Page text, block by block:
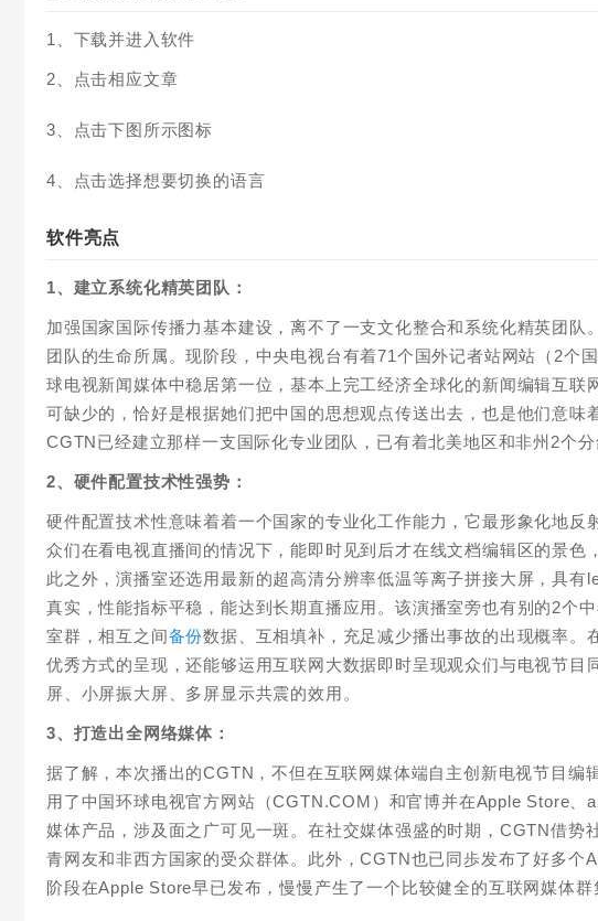
1、下载并进入软件
2、点击相应文章
3、点击下图所示图标
4、点击选择想要切换的语言
软件亮点
1、建立系统化精英团队：
加强国家国际传播力基本建设，离不了一支文化整合和系统化精英团
团队的生命所属。现阶段，中央电视台有着71个国外记者站网站（2个
球电视新闻媒体中稳居第一位，基本上完工经济全球化的新闻编辑互
可缺少的，恰好是根据她们把中国的思想观点传送出去，也是他们意味
CGTN已经建立那样一支国际化专业团队，已有着北美地区和非州2个
2、硬件配置技术性强势：
硬件配置技术性意味着着一个国家的专业化工作能力，它最形象化地
众们在看电视直播间的情况下，能即时见到后才在线文档编辑区的景
此之外，演播室还选用最新的超高清分辨率低温等离子拼接大屏，具
真实，性能指标平稳，能达到长期直播应用。该演播室旁也有别的2个
室群，相互之间备份数据、互相填补，充足减少播出事故的出现概率
优秀方式的呈现，还能够运用互联网大数据即时呈现观众们与电视节
屏、小屏振大屏、多屏显示共震的效用。
3、打造出全网络媒体：
据了解，本次播出的CGTN，不但在互联网媒体端自主创新电视节目编
用了中国环球电视官方网站（CGTN.COM）和官博并在Apple Store
媒体产品，涉及面之广可见一斑。在社交媒体强盛的时期，CGTN借势
青网友和非西方国家的受众群体。此外，CGTN也已同歩发布了好多
阶段在Apple Store早已发布，慢慢产生了一个比较健全的互联网媒体群